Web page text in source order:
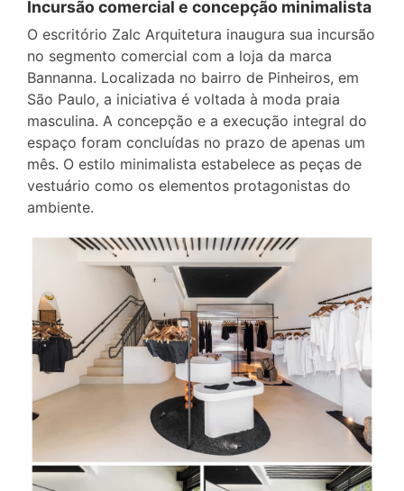
Incursão comercial e concepção minimalista
O escritório Zalc Arquitetura inaugura sua incursão
no segmento comercial com a loja da marca
Bannanna. Localizada no bairro de Pinheiros, em
São Paulo, a iniciativa é voltada à moda praia
masculina. A concepção e a execução integral do
espaço foram concluídas no prazo de apenas um
mês. O estilo minimalista estabelece as peças de
vestuário como os elementos protagonistas do
ambiente.